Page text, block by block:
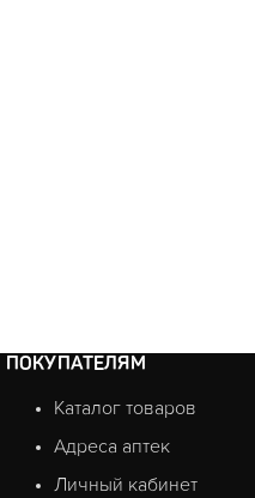
ПОКУПАТЕЛЯМ
Каталог товаров
Адреса аптек
Личный кабинет